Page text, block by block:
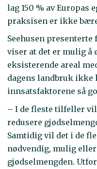
lag 150 % av Europas
praksisen er ikke
Seehusen
viser at det er mulig å
eksisterende areal
dagens landbruk ikke
innsatsfaktorene så
– I de fleste tilfeller
redusere
Samtidig vil det i de
nødvendig, mulig
gjødselmengden.